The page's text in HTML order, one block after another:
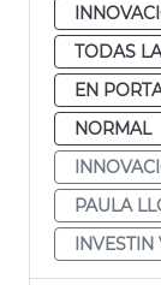
TODAS
EN
NORMAL
PAULA
INVESTIN